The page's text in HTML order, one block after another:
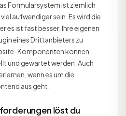
Formularsystem ist ziemlich
aufwendiger sein. Es wird die
es ist fast besser, Ihre eigenen
eines Drittanbieters zu
Komponenten können
und gewartet werden. Auch
wenn es um die
aus geht.
löst du